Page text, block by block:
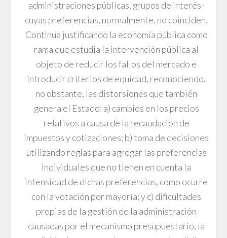
administraciones públicas, grupos de interés-
cuyas preferencias, normalmente, no coinciden.
Continua justificando la economía pública como
rama que estudia la intervención pública al
objeto de reducir los fallos del mercado e
introducir criterios de equidad, reconociendo,
no obstante, las distorsiones que también
genera el Estado: a) cambios en los precios
relativos a causa de la recaudación de
impuestos y cotizaciones; b) toma de decisiones
utilizando reglas para agregar las preferencias
individuales que no tienen en cuenta la
intensidad de dichas preferencias, como ocurre
con la votación por mayoría; y c) dificultades
propias de la gestión de la administración
causadas por el mecanismo presupuestario, la